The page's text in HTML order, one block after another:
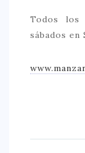
Todos
sábados en